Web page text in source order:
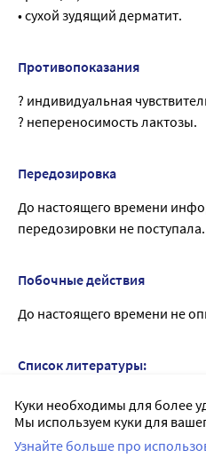
• сухой зудящий дерматит.
Противопоказания
? индивидуальная
? непереносимость лактозы.
Передозировка
До настоящего времени
передозировки не поступала.
Побочные действия
До настоящего времени не
Список литературы:
1.
Государственный реестр
2. Анатомо-терапевтическо-
(ATX);
Куки необходимы для более
Мы используем куки для
Узнайте больше про